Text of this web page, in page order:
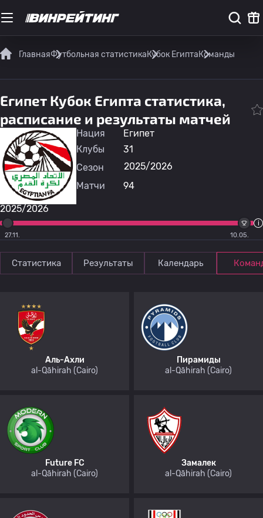
ГлавнаяФутбольная статистикаКубок ЕгиптаКоманды
Египет Кубок Египта статистика,
расписание и результаты матчей
2025/2026
10.05.
27.11.
Нация
Египет
Клубы
31
Сезон
2025/2026
Матчи
94
Статистика Результаты Календарь
Аль-Ахли
al-Qāhirah (Cairo)
Пирамиды
al-Qāhirah (Cairo)
Future FC
al-Qāhirah (Cairo)
Замалек
al-Qāhirah (Cairo)